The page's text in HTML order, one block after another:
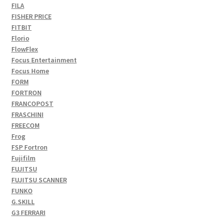
FILA
FISHER PRICE
FITBIT
Florio
FlowFlex
Focus Entertainment
Focus Home
FORM
FORTRON
FRANCOPOST
FRASCHINI
FREECOM
Frog
FSP Fortron
Fujifilm
FUJITSU
FUJITSU SCANNER
FUNKO
G.SKILL
G3 FERRARI